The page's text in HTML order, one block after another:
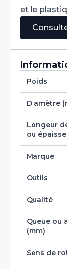
et le
Poids
Diamètre
Longeur
ou
Marque
Outils
Qualité
Queue ou
(mm)
Sens de